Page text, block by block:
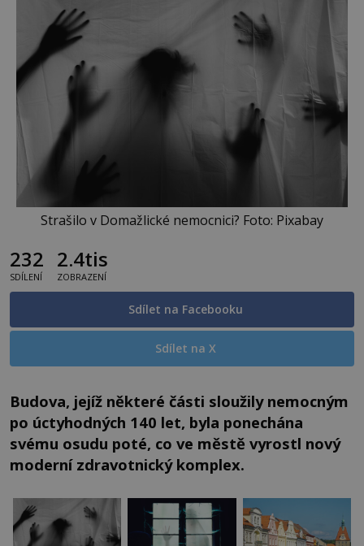
Strašilo v Domažlické nemocnici? Foto: Pixabay
232
SDÍLENÍ
2.4tis
ZOBRAZENÍ
Sdílet na Facebooku
Sdílet na X
Budova, jejíž některé části sloužily nemocným
po úctyhodných 140 let, byla ponechána
svému osudu poté, co ve městě vyrostl nový
moderní zdravotnický komplex.